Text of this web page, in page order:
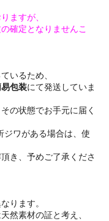
ますが、
確定となりませんこ
いるため、
包装にて発送していま
の状態でお手元に届く
ジワがある場合は、使
き、予めご了承くださ
ります。
然素材の証と考え、